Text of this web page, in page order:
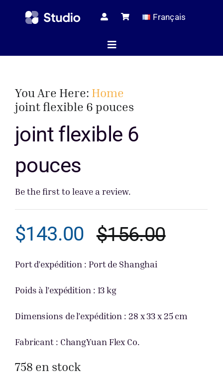
Français
Toggle
You Are Here: Home
joint flexible 6 pouces
joint flexible 6
pouces
Be the first to leave a review.
$156.00Le
était :
$143.00
Le
est :
Port d’expédition : Port de Shanghai
Poids à l’expédition : 13 kg
Dimensions de l’expédition : 28 x 33 x 25 cm
Fabricant : ChangYuan Flex Co.
758 en stock